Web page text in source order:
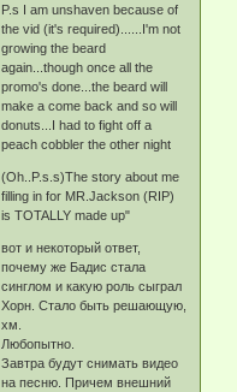
P.s I am unshaven because of
the vid (it's required)......I'm not
growing the beard
again...though once all the
promo's done...the beard will
make a come back and so will
donuts...I had to fight off a
peach cobbler the other night
(Oh..P.s.s)The story about me
filling in for MR.Jackson (RIP)
is TOTALLY made up"
вот и некоторый ответ,
почему же Бадис стала
синглом и какую роль сыграл
Хорн. Стало быть решающую,
хм.
Любопытно.
Завтра будут снимать видео
на песню. Причем внешний